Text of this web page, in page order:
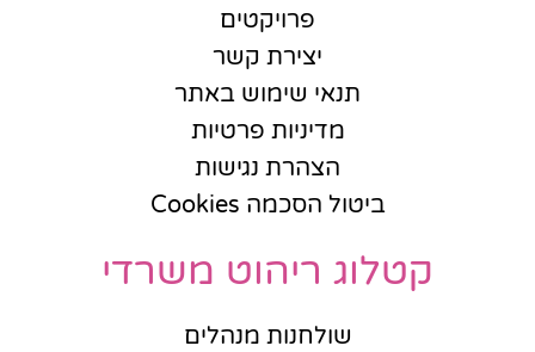
פרויקטים
יצירת קשר
תנאי שימוש באתר
מדיניות פרטיות
הצהרת נגישות
ביטול הסכמה Cookies
קטלוג ריהוט משרדי
שולחנות מנהלים